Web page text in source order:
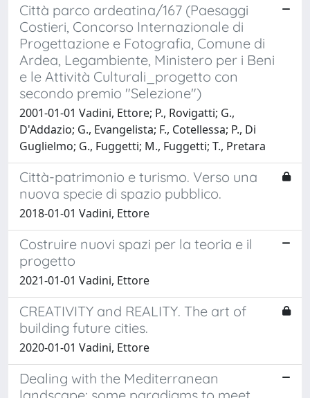
Città parco ardeatina/167 (Paesaggi
Costieri, Concorso Internazionale di
Progettazione e Fotografia, Comune di
Ardea, Legambiente, Ministero per i Beni
e le Attività Culturali_progetto con
secondo premio "Selezione")
2001-01-01 Vadini, Ettore; P., Rovigatti; G.,
D'Addazio; G., Evangelista; F., Cotellessa; P., Di
Guglielmo; G., Fuggetti; M., Fuggetti; T., Pretara
Città-patrimonio e turismo. Verso una
nuova specie di spazio pubblico.
2018-01-01 Vadini, Ettore
Costruire nuovi spazi per la teoria e il
progetto
2021-01-01 Vadini, Ettore
CREATIVITY and REALITY. The art of
building future cities.
2020-01-01 Vadini, Ettore
Dealing with the Mediterranean